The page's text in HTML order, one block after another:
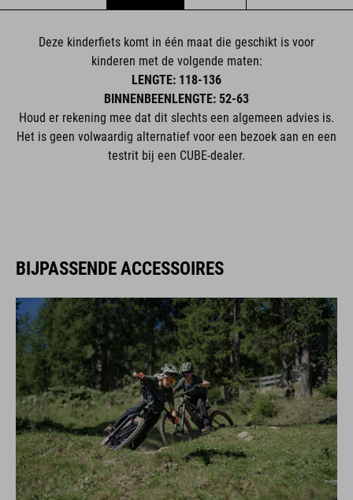
Deze kinderfiets komt in één maat die geschikt is voor
kinderen met de volgende maten:
LENGTE: 118-136
BINNENBEENLENGTE: 52-63
Houd er rekening mee dat dit slechts een algemeen advies is.
Het is geen volwaardig alternatief voor een bezoek aan en een
testrit bij een CUBE-dealer.
BIJPASSENDE ACCESSOIRES